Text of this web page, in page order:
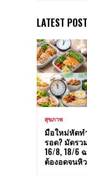
LATEST
สุขภาพ
มือใหม่หัดท
รอด? มัดรว
16/8, 18/6
ต้องอดจนหิ